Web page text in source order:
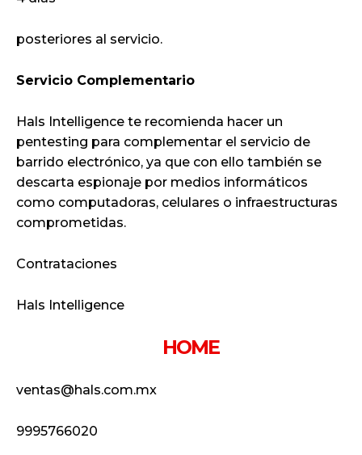
posteriores al servicio.
Servicio Complementario
Hals Intelligence te recomienda hacer un
pentesting para complementar el servicio de
barrido electrónico, ya que con ello también se
descarta espionaje por medios informáticos
como computadoras, celulares o infraestructuras
comprometidas.
Contrataciones
Hals Intelligence
HOME
ventas@hals.com.mx
9995766020